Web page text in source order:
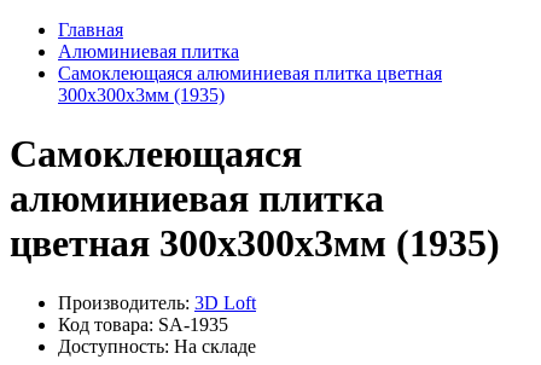
Главная
Алюминиевая плитка
Самоклеющаяся алюминиевая плитка цветная
300х300х3мм (1935)
Самоклеющаяся
алюминиевая плитка
цветная 300х300х3мм (1935)
Производитель: 3D Loft
Код товара: SA-1935
Доступность: На складе